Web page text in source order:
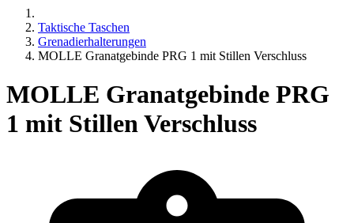
Taktische Taschen
Grenadierhalterungen
MOLLE Granatgebinde PRG 1 mit Stillen Verschluss
MOLLE Granatgebinde PRG
1 mit Stillen Verschluss